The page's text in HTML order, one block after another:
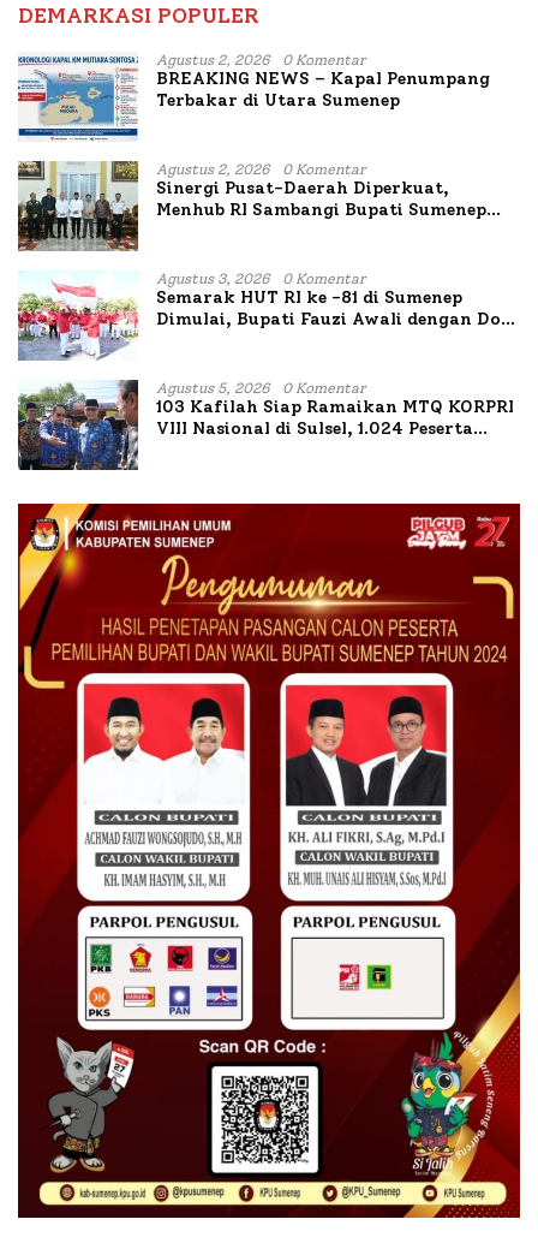
DEMARKASI POPULER
Agustus 2, 2026 0 Komentar
BREAKING NEWS – Kapal Penumpang
Terbakar di Utara Sumenep
Agustus 2, 2026 0 Komentar
Sinergi Pusat-Daerah Diperkuat,
Menhub RI Sambangi Bupati Sumenep
Agustus 3, 2026 0 Komentar
Semarak HUT RI ke -81 di Sumenep
Dimulai, Bupati Fauzi Awali dengan Doa
Agustus 5, 2026 0 Komentar
103 Kafilah Siap Ramaikan MTQ KORPRI
VIII Nasional di Sulsel, 1.024 Peserta